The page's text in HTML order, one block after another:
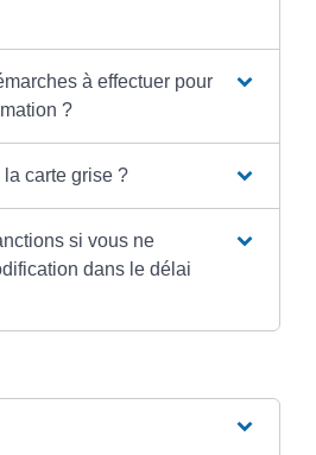
à effectuer pour
?
carte grise ?
si vous ne
dans le délai